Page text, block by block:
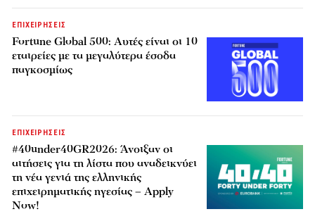
ΕΠΙΧΕΙΡΗΣΕΙΣ
Fortune Global 500: Αυτές είναι οι 10
εταιρείες με τα μεγαλύτερα έσοδα
παγκοσμίως
ΕΠΙΧΕΙΡΗΣΕΙΣ
#40under40GR2026: Άνοιξαν οι
αιτήσεις για τη λίστα που αναδεικνύει
τη νέα γενιά της ελληνικής
επιχειρηματικής ηγεσίας – Apply
Now!